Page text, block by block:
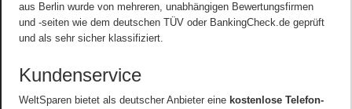
aus Berlin wurde von mehreren, unabhängigen Bewertungsfirmen
und -seiten wie dem deutschen TÜV oder BankingCheck.de geprüft
und als sehr sicher klassifiziert.
Kundenservice
WeltSparen bietet als deutscher Anbieter eine kostenlose Telefon-